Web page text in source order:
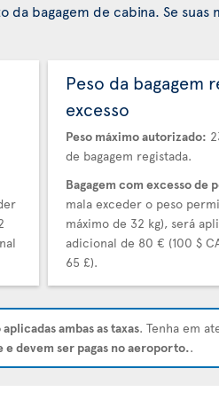
bagagem de cabina. Se suas
Peso da bagagem
excesso
Peso máximo autorizado:
de bagagem registada.
Bagagem com excesso de
mala exceder o peso
máximo de 32 kg), será
adicional de 80 € (100 $
65 £).
ambas as taxas. Tenha em
e devem ser pagas no aeroporto..